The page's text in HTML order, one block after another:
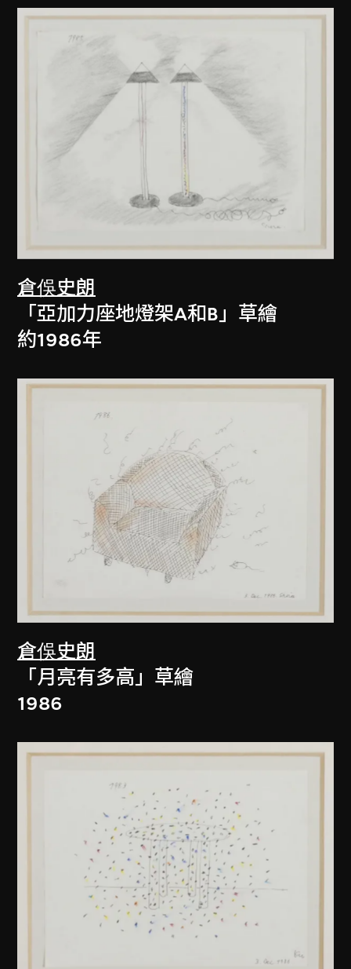
倉俁史朗
「亞加力座地燈架A和B」草繪
約1986年
倉俁史朗
「月亮有多高」草繪
1986